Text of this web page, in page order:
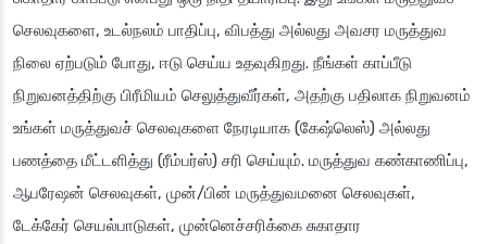
செலவுகளை, உடல்நலம் பாதிப்பு, விபத்து அல்லது அவசர மருத்துவ
நிலை ஏற்படும் போது, ஈடு செய்ய உதவுகிறது. நீங்கள் காப்பீடு
நிறுவனத்திற்கு பிரீமியம் செலுத்துவீர்கள், அதற்கு பதிலாக நிறுவனம்
உங்கள் மருத்துவச் செலவுகளை நேரடியாக (கேஷ்லெஸ்) அல்லது
பணத்தை மீட்டளித்து (ரீம்பர்ஸ்) சரி செய்யும். மருத்துவ கண்காணிப்பு,
ஆபரேஷன் செலவுகள், முன்/பின் மருத்துவமனை செலவுகள்,
டேக்கேர் செயல்பாடுகள், முன்னெச்சரிக்கை சுகாதார